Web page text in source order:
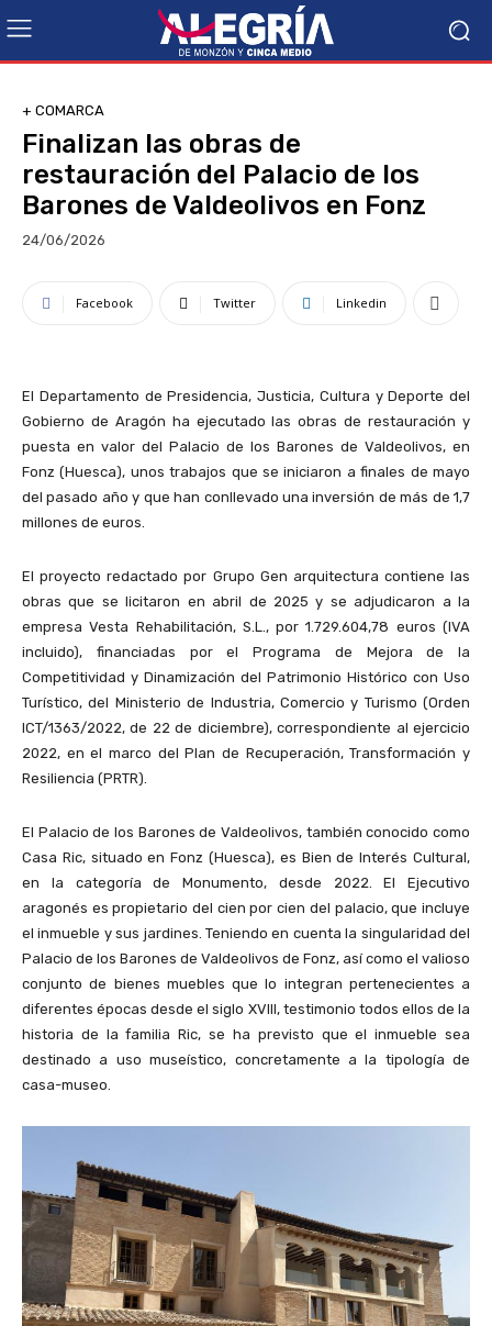
+ COMARCA
Finalizan las obras de
restauración del Palacio de los
Barones de Valdeolivos en Fonz
24/06/2026
Facebook Twitter Linkedin
El Departamento de Presidencia, Justicia, Cultura y Deporte del
Gobierno de Aragón ha ejecutado las obras de restauración y
puesta en valor del Palacio de los Barones de Valdeolivos, en
Fonz (Huesca), unos trabajos que se iniciaron a finales de mayo
del pasado año y que han conllevado una inversión de más de 1,7
millones de euros.
El proyecto redactado por Grupo Gen arquitectura contiene las
obras que se licitaron en abril de 2025 y se adjudicaron a la
empresa Vesta Rehabilitación, S.L., por 1.729.604,78 euros (IVA
incluido), financiadas por el Programa de Mejora de la
Competitividad y Dinamización del Patrimonio Histórico con Uso
Turístico, del Ministerio de Industria, Comercio y Turismo (Orden
ICT/1363/2022, de 22 de diciembre), correspondiente al ejercicio
2022, en el marco del Plan de Recuperación, Transformación y
Resiliencia (PRTR).
El Palacio de los Barones de Valdeolivos, también conocido como
Casa Ric, situado en Fonz (Huesca), es Bien de Interés Cultural,
en la categoría de Monumento, desde 2022. El Ejecutivo
aragonés es propietario del cien por cien del palacio, que incluye
el inmueble y sus jardines. Teniendo en cuenta la singularidad del
Palacio de los Barones de Valdeolivos de Fonz, así como el valioso
conjunto de bienes muebles que lo integran pertenecientes a
diferentes épocas desde el siglo XVIII, testimonio todos ellos de la
historia de la familia Ric, se ha previsto que el inmueble sea
destinado a uso museístico, concretamente a la tipología de
casa-museo.